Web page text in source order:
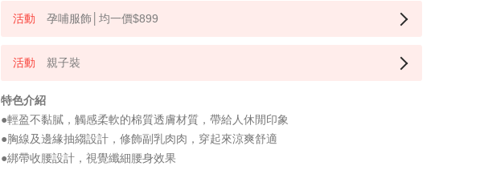
孕哺服飾│均一價$899
親子裝
特色介紹
●輕盈不黏膩，觸感柔軟的棉質透膚材質，帶給人休閒印象
●胸線及邊緣抽縐設計，修飾副乳肉肉，穿起來涼爽舒適
●綁帶收腰設計，視覺纖細腰身效果